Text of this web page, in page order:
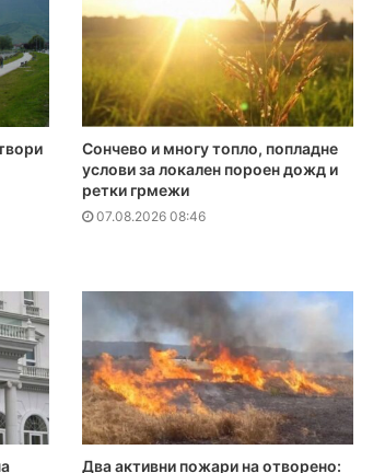
Сончево и многу топло, попладне
услови за локален пороен дожд и
ретки грмежи
07.08.2026 08:46
Два активни пожари на отворено: